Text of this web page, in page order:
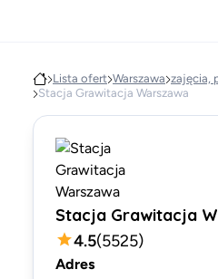
Lista ofert Warszawa zajęcia,
Stacja Grawitacja Warszawa
Stacja Grawitacja
4.5(5525)
Adres